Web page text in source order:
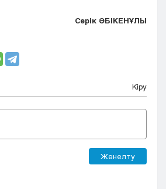
Серік ӘБІКЕНҰЛЫ
Кіру
Жөнелту